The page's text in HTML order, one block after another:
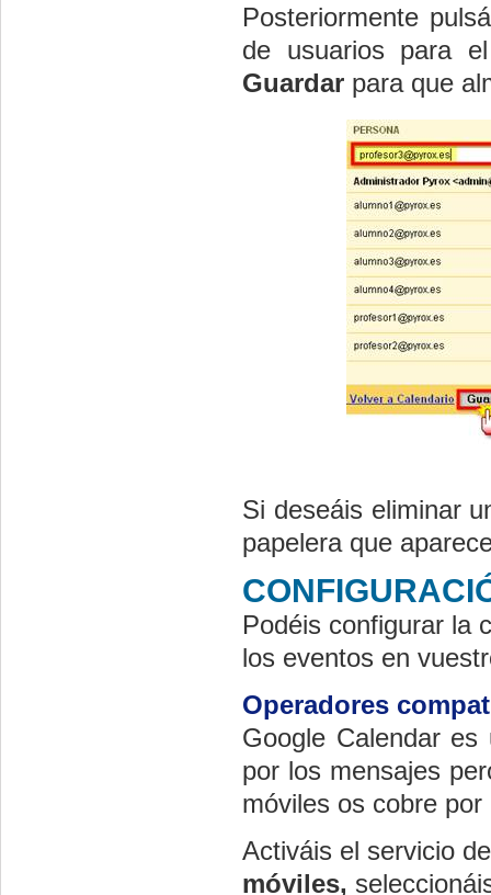
Posteriormente
de usuarios para
Guardar para que
Si deseáis eliminar
papelera que
Podéis configurar la
los eventos en
Operadores
Google Calendar
por los mensajes
móviles os cobre
Activáis el servicio
móviles,